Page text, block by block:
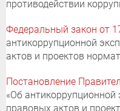
противодействии
Федеральный закон от
антикоррупционной
актов и проектов
Постановление
«Об
правовых актов и